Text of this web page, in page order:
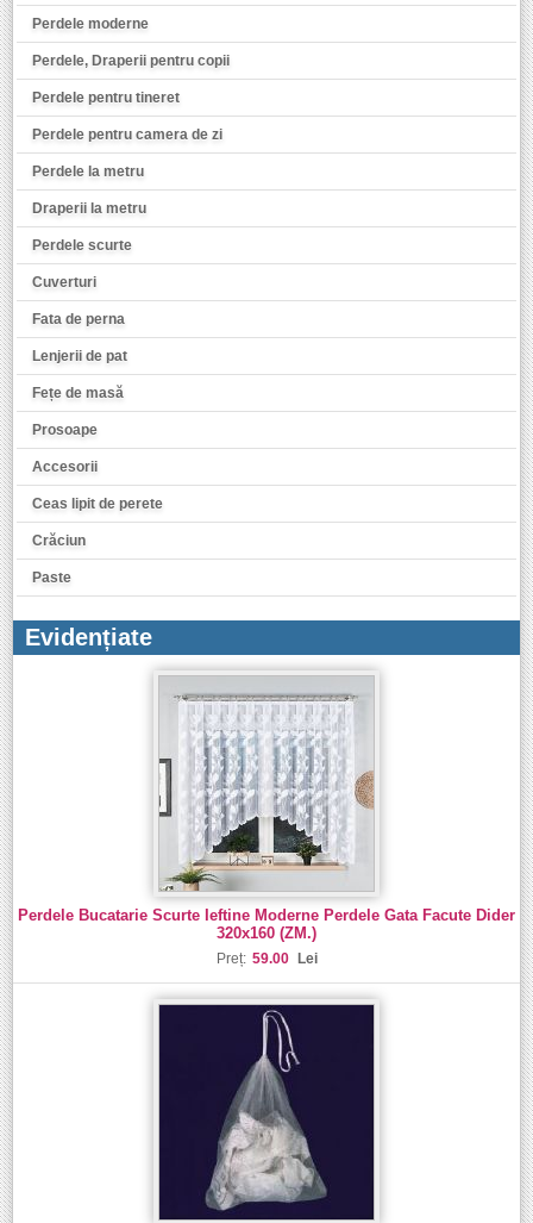
Perdele moderne
Perdele, Draperii pentru copii
Perdele pentru tineret
Perdele pentru camera de zi
Perdele la metru
Draperii la metru
Perdele scurte
Cuverturi
Fata de perna
Lenjerii de pat
Fețe de masă
Prosoape
Accesorii
Ceas lipit de perete
Crăciun
Paste
Evidențiate
Perdele Bucatarie Scurte Ieftine Moderne Perdele Gata Facute Dider
320x160 (ZM.)
Preț: 59.00 Lei